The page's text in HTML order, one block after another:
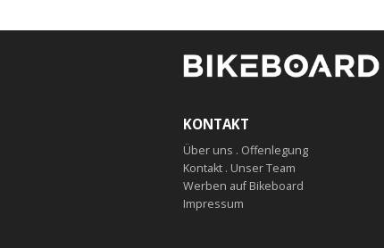
KONTAKT
Über uns . Offenlegung
Kontakt . Unser Team
Werben auf Bikeboard
Impressum